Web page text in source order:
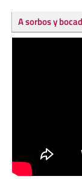
A sorbos y